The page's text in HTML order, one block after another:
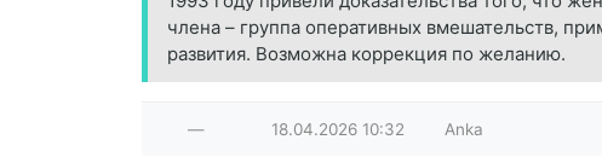
члена – группа оперативных вмешательств,
развития. Возможна коррекция по желанию.
— 18.04.2026 10:32 Anka